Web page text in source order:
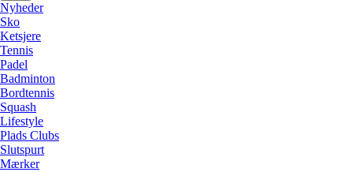
Nyheder
Sko
Ketsjere
Tennis
Padel
Badminton
Bordtennis
Squash
Lifestyle
Plads Clubs
Slutspurt
Mærker